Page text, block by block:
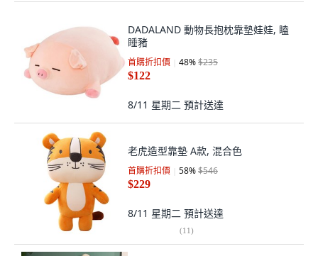
DADALAND 動物長抱枕靠墊娃娃, 瞌
睡豬
首購折扣價 48%$235
$122
8/11 星期二 預計送達
老虎造型靠墊 A款, 混合色
首購折扣價 58%$546
$229
8/11 星期二 預計送達
(11)